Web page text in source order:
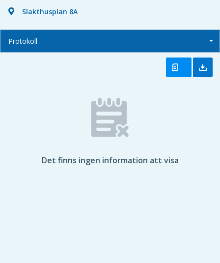
Slakthusplan 8A
Protokoll
Det finns ingen information att visa